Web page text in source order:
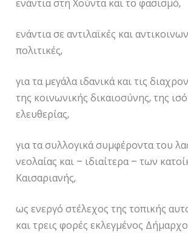
ενάντια στη Χούντα και το φασισμό,
ενάντια σε αντιλαϊκές και
πολιτικές,
για τα μεγάλα ιδανικά και τις
της κοινωνικής δικαιοσύνης, της
ελευθερίας,
για τα συλλογικά συμφέροντα του
νεολαίας και – ιδιαίτερα – των
Καισαριανής,
ως ενεργό στέλεχος της τοπικής
και τρεις φορές εκλεγμένος